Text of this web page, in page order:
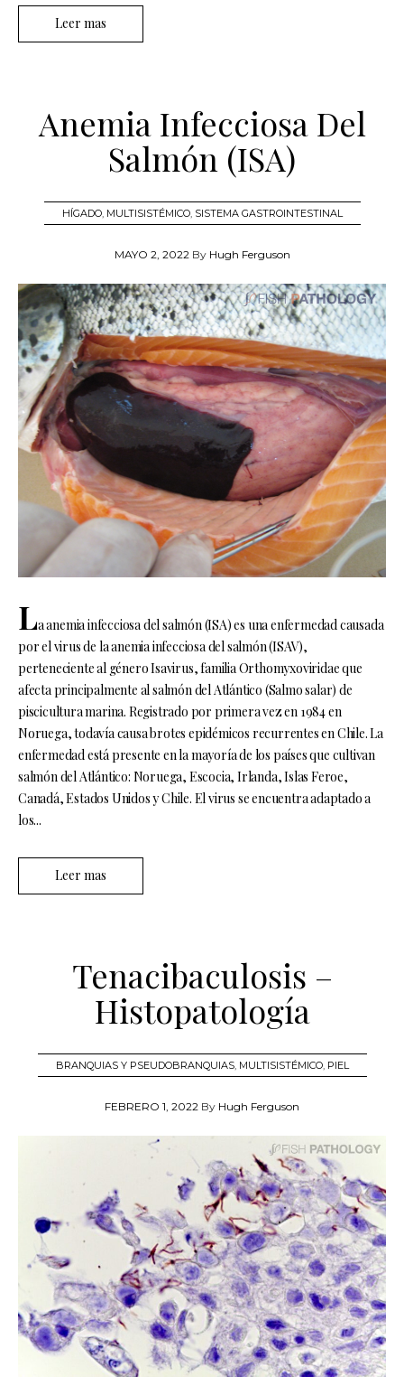
Leer mas
Anemia Infecciosa Del
Salmón (ISA)
HÍGADO, MULTISISTÉMICO, SISTEMA GASTROINTESTINAL
MAYO 2, 2022 By Hugh Ferguson
La anemia infecciosa del salmón (ISA) es una enfermedad causada
por el virus de la anemia infecciosa del salmón (ISAV),
perteneciente al género Isavirus, familia Orthomyxoviridae que
afecta principalmente al salmón del Atlántico (Salmo salar) de
piscicultura marina. Registrado por primera vez en 1984 en
Noruega, todavía causa brotes epidémicos recurrentes en Chile. La
enfermedad está presente en la mayoría de los países que cultivan
salmón del Atlántico: Noruega, Escocia, Irlanda, Islas Feroe,
Canadá, Estados Unidos y Chile. El virus se encuentra adaptado a
los...
Leer mas
Tenacibaculosis –
Histopatología
BRANQUIAS Y PSEUDOBRANQUIAS, MULTISISTÉMICO, PIEL
FEBRERO 1, 2022 By Hugh Ferguson